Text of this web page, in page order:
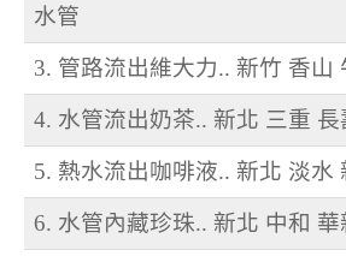
水管
3. 管路流出維大力.. 新竹 香山
4. 水管流出奶茶.. 新北 三重
5. 熱水流出咖啡液.. 新北 淡水
6. 水管內藏珍珠.. 新北 中和